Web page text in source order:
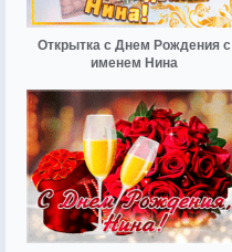
Открытка с Днем Рождения с
именем Нина